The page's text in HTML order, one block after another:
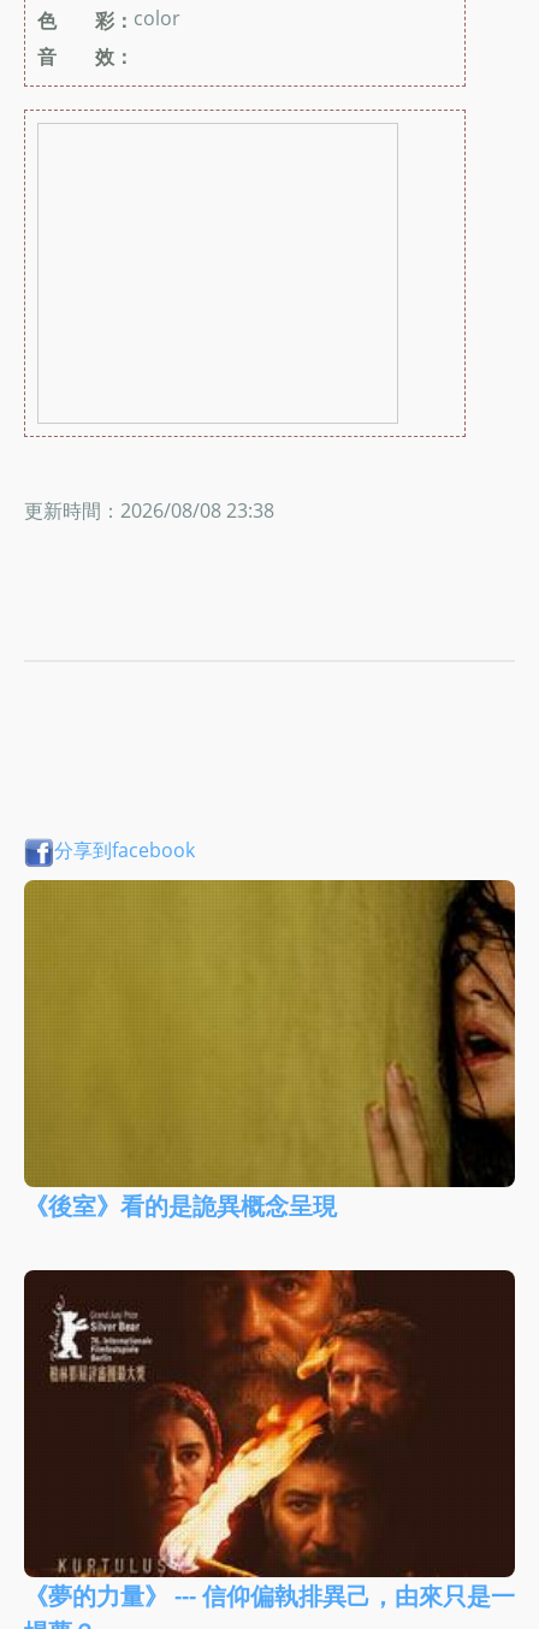
色 彩： color
音 效：
更新時間：2026/08/08 23:38
分享到facebook
《後室》看的是詭異概念呈現
《夢的力量》 --- 信仰偏執排異己，由來只是一